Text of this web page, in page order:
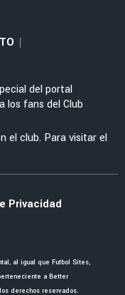
estafeta en